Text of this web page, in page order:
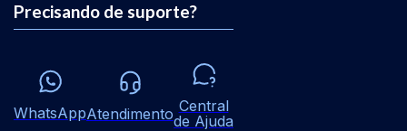
Precisando de suporte?
WhatsAppAtendimento Central
de Ajuda